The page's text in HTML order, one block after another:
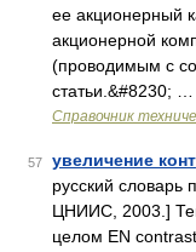
ее акционерный
акционерной
(проводимым с
статьи.&#8230; …
Справочник
57 увеличение
русский
ЦНИИС, 2003.]
целом EN